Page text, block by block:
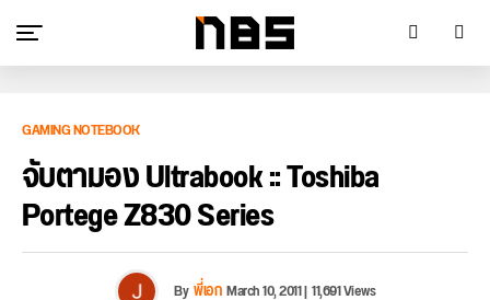
GAMING NOTEBOOK
จับตามอง Ultrabook :: Toshiba
Portege Z830 Series
Byพี่เอกMarch 10, 2011|11,691 Views